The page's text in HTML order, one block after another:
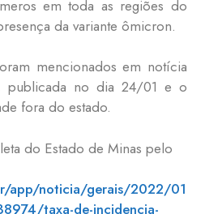
em toda as regiões do
da variante ômicron.
mencionados em notícia
publicada no dia 24/01 e o
fora do estado.
do Estado de Minas pelo
app/noticia/gerais/2022/01
taxa-de-incidencia-